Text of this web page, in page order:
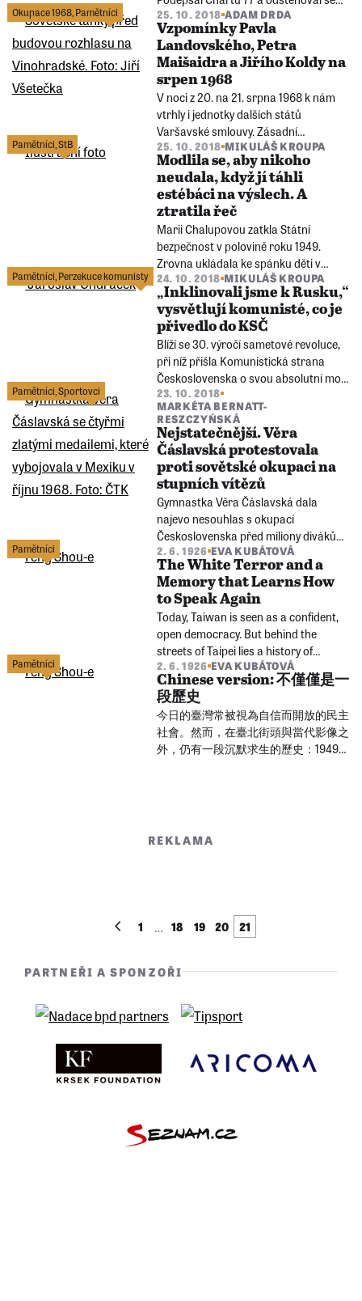
na venkov, kde chtěl žít s rodinou. StB
je ovšem z jejich domu záhy vyhnala.
Okupace 1968,Pamětníci 25. 10. 2018 ADAM DRDA
Vzpomínky Pavla
Landovského, Petra
Maišaidra a Jiřího Koldy na
srpen 1968
V noci z 20. na 21. srpna 1968 k nám
vtrhly i jednotky dalších států
Varšavské smlouvy. Zásadní
rozhodnutí však padla v Moskvě a
sovětská armáda tu zůstala přes 20
let.
Pamětníci,StB 25. 10. 2018 MIKULÁŠ KROUPA
Modlila se, aby nikoho
neudala, když jí táhli
estébáci na výslech. A
ztratila řeč
Marii Chalupovou zatkla Státní
bezpečnost v polovině roku 1949.
Zrovna ukládala ke spánku děti v
mateřské školce. Policisti jí oznámili, že
za chvilku bude zpátky. Vrátila se za
osm a půl roku.
Pamětníci,Perzekuce komunisty 24. 10. 2018 MIKULÁŠ KROUPA
„Inklinovali jsme k Rusku,“
vysvětlují komunisté, co je
přivedlo do KSČ
Blíží se 30. výročí sametové revoluce,
při níž přišla Komunistická strana
Československa o svou absolutní moc.
Jací lidé, s jakými životními osudy, se ke
komunismu stále hlásí?
Pamětníci,Sportovci
23. 10. 2018
MARKÉTA BERNATT-
RESZCZYŃSKÁ
Nejstatečnější. Věra
Čáslavská protestovala
proti sovětské okupaci na
stupních vítězů
Gymnastka Věra Čáslavská dala
najevo nesouhlas s okupací
Československa před miliony diváků
na celém světě, když na olympiádě v
Mexiku odvrátila hlavu při sovětské
hymně.
Pamětníci 2. 6. 1926 EVA KUBÁTOVÁ
The White Terror and a
Memory that Learns How
to Speak Again
Today, Taiwan is seen as a confident,
open democracy. But behind the
streets of Taipei lies a history of
enforced silence: nearly forty years of
White Terror, a period of repression
from 1949 to 1987.
Pamětníci 2. 6. 1926 EVA KUBÁTOVÁ
Chinese version: 不僅僅是一
段歷史
今日的臺灣常被視為自信而開放的民主
社會。然而，在臺北街頭與當代影像之
外，仍有一段沉默求生的歷史：1949
REKLAMA
1 … 18 19 20 21
PARTNEŘI A SPONZOŘI